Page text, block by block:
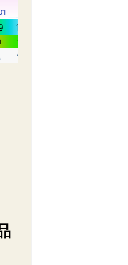
視覺預覽，完